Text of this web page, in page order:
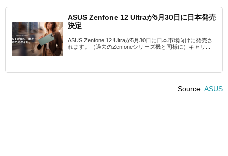
ASUS Zenfone 12 Ultraが5月30日に日本発売
決定
ASUS Zenfone 12 Ultraが5月30日に日本市場向けに発売さ
れます。（過去のZenfoneシリーズ機と同様に）キャリ...
Source: ASUS